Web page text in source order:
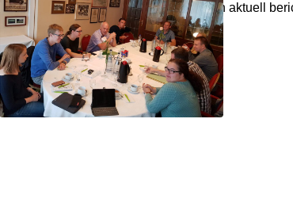
Werbemittel diskutiert. Wir werden aktuell